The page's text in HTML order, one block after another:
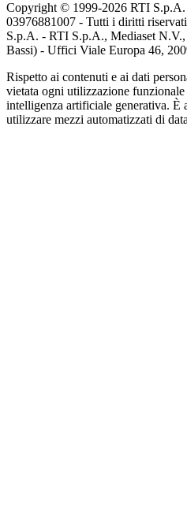
Copyright © 1999-2026 RTI S.p.A.
03976881007 - Tutti i diritti
S.p.A. - RTI S.p.A., Mediaset N.V.,
Bassi) - Uffici Viale Europa 46,
Rispetto ai contenuti e ai dati
vietata ogni utilizzazione funzionale
intelligenza artificiale generativa. È
utilizzare mezzi automatizzati di